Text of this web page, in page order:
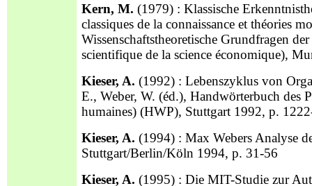
Kern, M. (1979) : Klassische
classiques de la connaissance et théories
Wissenschaftstheoretische Grundfragen
scientifique de la science économique),
Kieser, A. (1992) : Lebenszyklus von
E., Weber, W. (éd.), Handwörterbuch des
humaines) (HWP), Stuttgart 1992, p.
Kieser, A. (1994) : Max Webers Analyse
Stuttgart/Berlin/Köln 1994, p. 31-56
Kieser, A. (1995) : Die MIT-Studie zur